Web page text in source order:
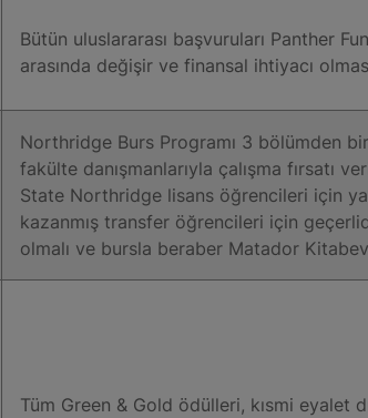
Bütün uluslararası başvuruları Panther
arasında değişir ve finansal ihtiyacı
Northridge Burs Programı 3 bölümden
fakülte danışmanlarıyla çalışma fırsatı
State Northridge lisans öğrencileri için
kazanmış transfer öğrencileri için
olmalı ve bursla beraber Matador
Tüm Green & Gold ödülleri, kısmi eyalet